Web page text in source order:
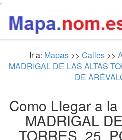
'
Ir a: Mapas >> Calles >>
MADRIGAL DE LAS ALTAS
DE
Como Llegar a
MADRIGAL
TORRES, 25.